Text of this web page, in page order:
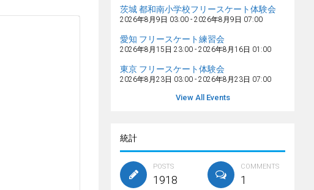
茨城 都和南小学校フリースケート体験会
2026年8月9日 03:00 - 2026年8月9日 07:00
愛知 フリースケート練習会
2026年8月15日 23:00 - 2026年8月16日 01:00
東京 フリースケート体験会
2026年8月23日 03:00 - 2026年8月23日 07:00
View All Events
統計
POSTS
1918
COMMENTS
1